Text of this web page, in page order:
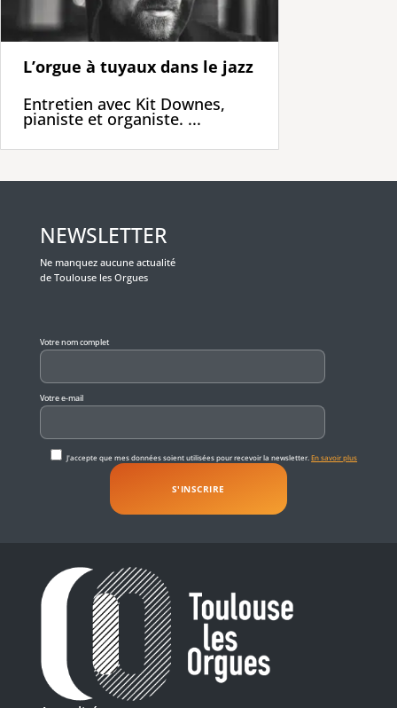
L’orgue à tuyaux dans le jazz
Entretien avec Kit Downes,
pianiste et organiste. ...
NEWSLETTER
Ne manquez aucune actualité
de Toulouse les Orgues
Votre nom complet
Votre e-mail
J'accepte que mes données soient utilisées pour recevoir la newsletter.En savoir plus